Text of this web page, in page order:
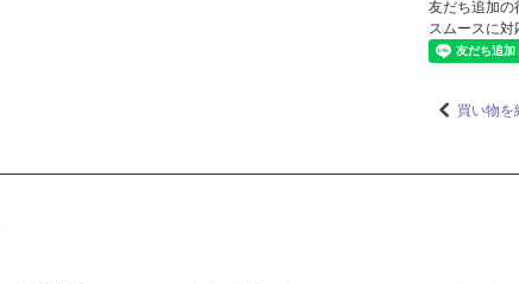
友だち追加の
スムースに対
買い物を